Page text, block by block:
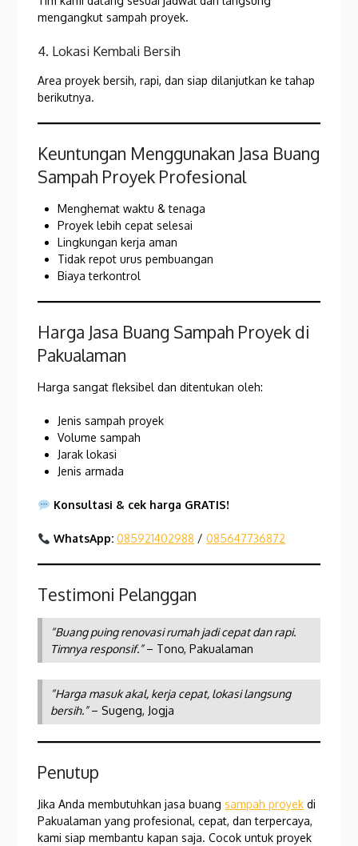
mengangkut sampah proyek.
4. Lokasi Kembali Bersih
Area proyek bersih, rapi, dan siap dilanjutkan ke tahap
berikutnya.
Keuntungan Menggunakan Jasa Buang
Sampah Proyek Profesional
Menghemat waktu & tenaga
Proyek lebih cepat selesai
Lingkungan kerja aman
Tidak repot urus pembuangan
Biaya terkontrol
Harga Jasa Buang Sampah Proyek di
Pakualaman
Harga sangat fleksibel dan ditentukan oleh:
Jenis sampah proyek
Volume sampah
Jarak lokasi
Jenis armada
Konsultasi & cek harga GRATIS!
WhatsApp: 085921402988 /085647736872
Testimoni Pelanggan
“Buang puing renovasi rumah jadi cepat dan rapi.
Timnya responsif.”– Tono, Pakualaman
“Harga masuk akal, kerja cepat, lokasi langsung
bersih.”– Sugeng, Jogja
Penutup
Jika Anda membutuhkan jasa buangsampah proyek di
Pakualaman yang profesional, cepat, dan terpercaya,
kami siap membantu kapan saja. Cocok untuk proyek